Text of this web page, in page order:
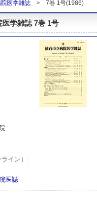
医学雑誌
7巻 1号(1986)
医学雑誌 7巻 1号
イン）
医誌